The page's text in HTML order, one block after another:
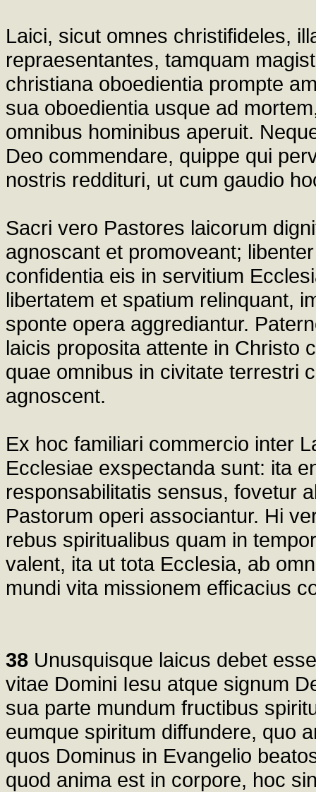
Laici, sicut omnes christifideles,
repraesentantes, tamquam
christiana oboedientia prompte
sua oboedientia usque ad
omnibus hominibus aperuit.
Deo commendare, quippe qui
nostris reddituri, ut cum gaudio
Sacri vero Pastores laicorum
agnoscant et promoveant;
confidentia eis in servitium
libertatem et spatium relinquant,
sponte opera aggrediantur.
laicis proposita attente in Christo
quae omnibus in civitate terrestri
agnoscent.
Ex hoc familiari commercio inter
Ecclesiae exspectanda sunt: ita
responsabilitatis sensus, fovetur
Pastorum operi associantur. Hi
rebus spiritualibus quam in
valent, ita ut tota Ecclesia, ab
mundi vita missionem efficacius
38 Unusquisque laicus debet
vitae Domini Iesu atque signum
sua parte mundum fructibus
eumque spiritum diffundere, quo
quos Dominus in Evangelio
quod anima est in corpore, hoc